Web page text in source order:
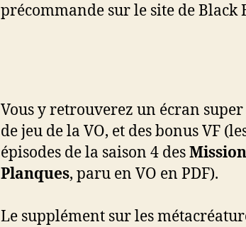
précommande sur le site de Black
Vous y retrouverez un écran
de jeu de la VO, et des bonus VF
épisodes de la saison 4 des
Planques, paru en VO en PDF).
Le supplément sur les